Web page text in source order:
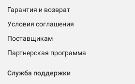
Гарантия и возврат
Условия соглашения
Поставщикам
Партнерская программа
Служба поддержки